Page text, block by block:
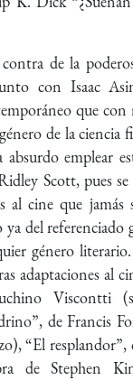
de la
con Isaac
que
de la ciencia
emplear
Scott, pues
al cine que jamás
del referenciado
género
adaptaciones al
Viscontti
de Francis
“El resplandor”,
de Stephen